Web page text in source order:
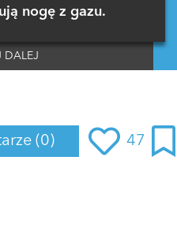
nogę z gazu.
DALEJ
(0) 47